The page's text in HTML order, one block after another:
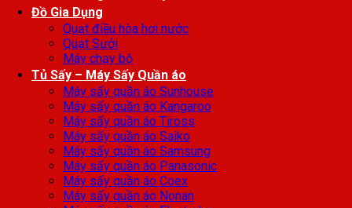
Đồ Gia Dụng
Quạt điều hòa hơi nước
Quạt Sưởi
Máy chạy bộ
Tủ Sấy – Máy Sấy Quần áo
Máy sấy quần áo Sunhouse
Máy sấy quần áo Kangaroo
Máy sấy quần áo Tiross
Máy sấy quần áo Saiko
Máy sấy quần áo Samsung
Máy sấy quần áo Panasonic
Máy sấy quần áo Coex
Máy sấy quần áo Nonan